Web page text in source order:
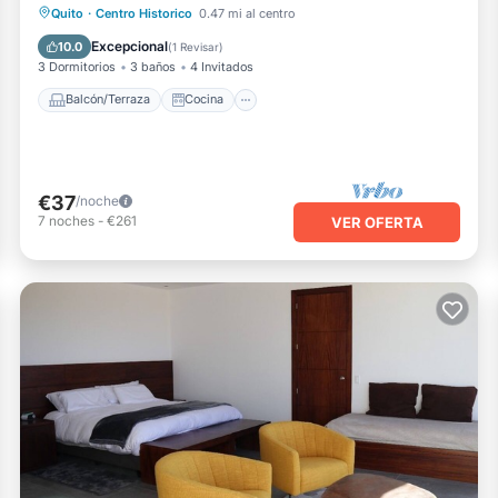
Quito · Centro Historico 0.47 mi al centro
10.0 Excepcional(1 Revisar)
3 Dormitorios 3 baños 4 Invitados
Balcón/Terraza Cocina
Balcón/Terraza Cocina
Apto para niños
€37/noche
7 noches - €261 VER OFERTA